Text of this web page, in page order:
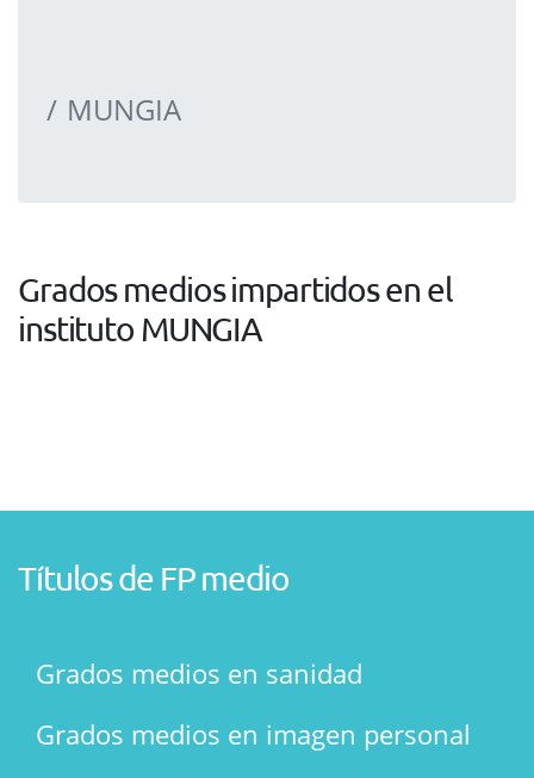
MUNGIA
Grados medios impartidos en el
instituto MUNGIA
Títulos de FP medio
Grados medios en sanidad
Grados medios en imagen personal